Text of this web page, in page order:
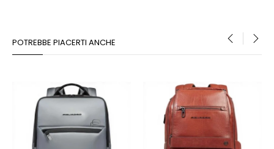
POTREBBE PIACERTI ANCHE